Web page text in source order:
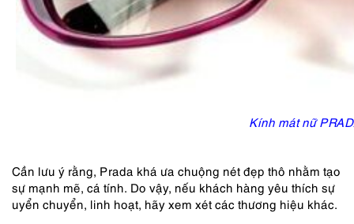
Kính mát nữ
Cần lưu ý rằng, Prada khá ưa chuộng nét đẹp thô nhằm tạo
sự mạnh mẽ, cá tính. Do vậy, nếu khách hàng yêu thích sự
uyển chuyển, linh hoạt, hãy xem xét các thương hiệu khác.